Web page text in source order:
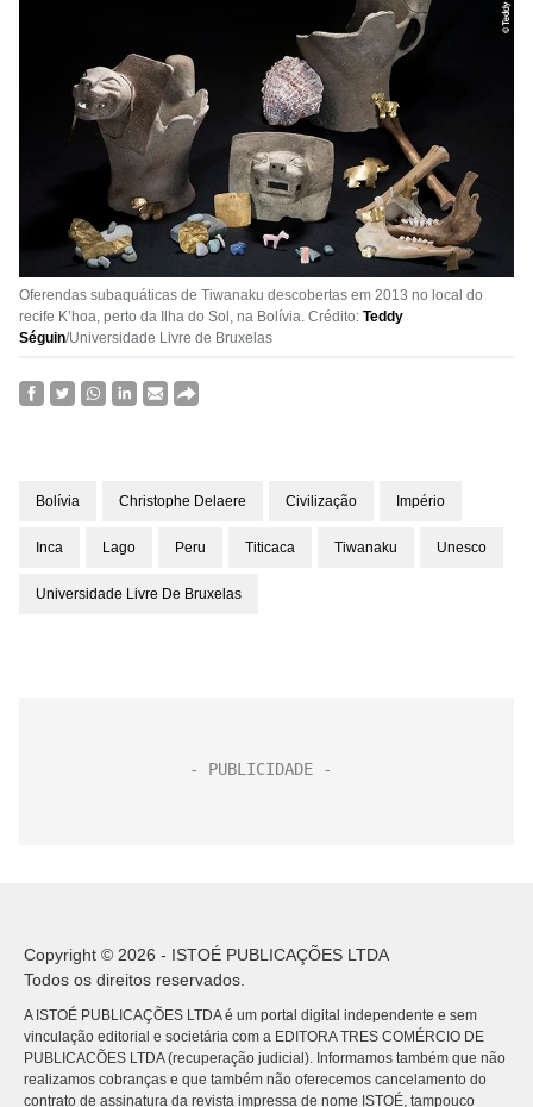
Oferendas subaquáticas de Tiwanaku descobertas em 2013 no local do
recife K’hoa, perto da Ilha do Sol, na Bolívia. Crédito: Teddy
Séguin/Universidade Livre de Bruxelas
Bolívia Christophe Delaere Civilização Império
Inca Lago Peru Titicaca Tiwanaku Unesco
Universidade Livre De Bruxelas
Copyright © 2026 - ISTOÉ PUBLICAÇÕES LTDA
Todos os direitos reservados.
A ISTOÉ PUBLICAÇÕES LTDA é um portal digital independente e sem
vinculação editorial e societária com a EDITORA TRES COMÉRCIO DE
PUBLICACÕES LTDA (recuperação judicial). Informamos também que não
realizamos cobranças e que também não oferecemos cancelamento do
contrato de assinatura da revista impressa de nome ISTOÉ, tampouco